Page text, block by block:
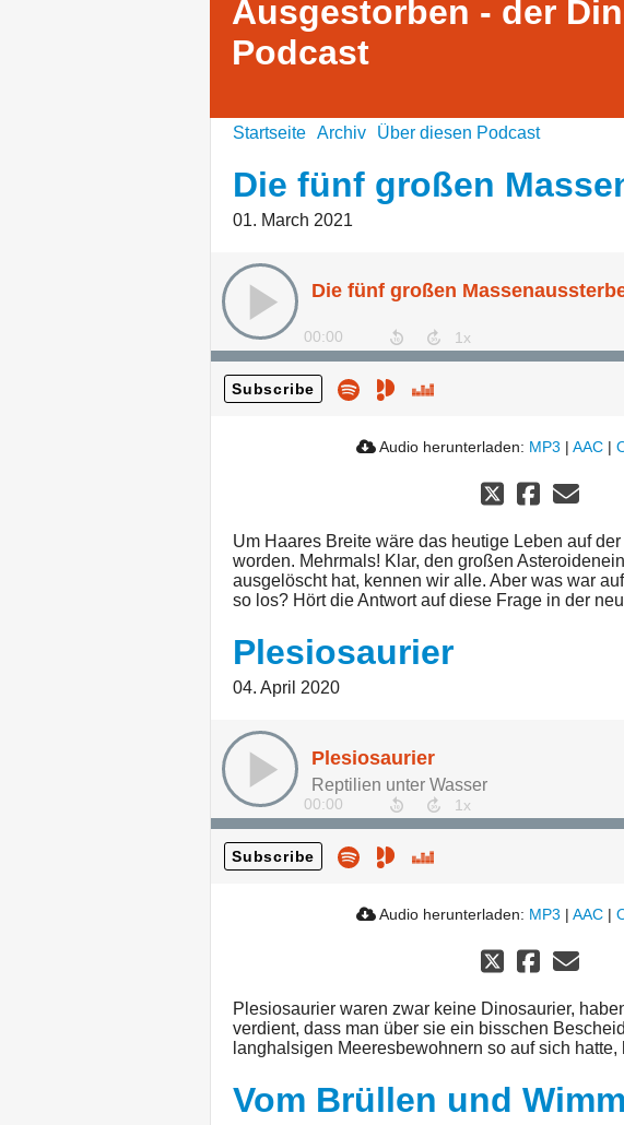
Ausgestorben - der
Podcast
Startseite Archiv Über diesen Podcast
Die fünf großen
01. March 2021
Die fünf großen
00:00
Subscribe
Audio herunterladen: MP3 | AAC |
Um Haares Breite wäre das heutige Leben auf
worden. Mehrmals! Klar, den großen
ausgelöscht hat, kennen wir alle. Aber was war
so los? Hört die Antwort auf diese Frage in der
Plesiosaurier
04. April 2020
Plesiosaurier
Reptilien unter Wasser
00:00
Subscribe
Audio herunterladen: MP3 | AAC |
Plesiosaurier waren zwar keine Dinosaurier,
verdient, dass man über sie ein bisschen
langhalsigen Meeresbewohnern so auf sich
Vom Brüllen und